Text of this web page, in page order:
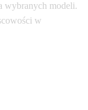
wybranych modeli.
w